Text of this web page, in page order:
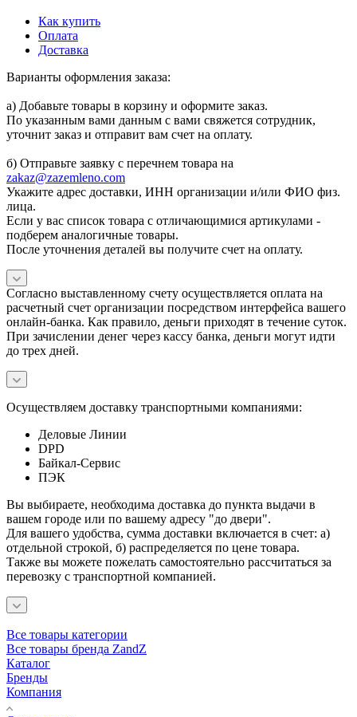
Как купить
Оплата
Доставка
Варианты оформления заказа:
а) Добавьте товары в корзину и оформите заказ.
По указанным вами данным с вами свяжется сотрудник,
уточнит заказ и отправит вам счет на оплату.
б) Отправьте заявку с перечнем товара на
zakaz@zazemleno.com
Укажите адрес доставки, ИНН организации и/или ФИО физ.
лица.
Если у вас список товара с отличающимися артикулами -
подберем аналогичные товары.
После уточнения деталей вы получите счет на оплату.
Согласно выставленному счету осуществляется оплата на
расчетный счет организации посредством интерфейса вашего
онлайн-банка. Как правило, деньги приходят в течение суток.
При зачислении денег через кассу банка, деньги могут идти
до трех дней.
Осуществляем доставку транспортными компаниями:
Деловые Линии
DPD
Байкал-Сервис
ПЭК
Вы выбираете, необходима доставка до пункта выдачи в
вашем городе или по вашему адресу "до двери".
Для вашего удобства, сумма доставки включается в счет: а)
отдельной строкой, б) распределяется по цене товара.
Также вы можете пожелать самостоятельно рассчитаться за
перевозку с транспортной компанией.
Все товары категории
Все товары бренда ZandZ
Каталог
Бренды
Компания